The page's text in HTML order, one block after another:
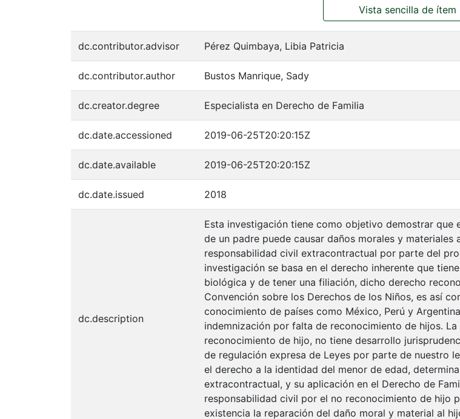
Vista sencilla de ítem
dc.contributor.advisor Pérez Quimbaya, Libia Patricia
dc.contributor.author Bustos Manrique, Sady
dc.creator.degree Especialista en Derecho de Familia
dc.date.accessioned 2019-06-25T20:20:15Z
dc.date.available 2019-06-25T20:20:15Z
dc.date.issued 2018
dc.description
Esta investigación tiene como objetivo demostrar
de un padre puede causar daños morales y
responsabilidad civil extracontractual por parte del
investigación se basa en el derecho inherente que
biológica y de tener una filiación, dicho derecho
Convención sobre los Derechos de los Niños, es así
conocimiento de países como México, Perú y
indemnización por falta de reconocimiento de hijos.
reconocimiento de hijo, no tiene desarrollo
de regulación expresa de Leyes por parte de nuestro
el derecho a la identidad del menor de edad,
extracontractual, y su aplicación en el Derecho de
responsabilidad civil por el no reconocimiento de hijo
existencia la reparación del daño moral y material al